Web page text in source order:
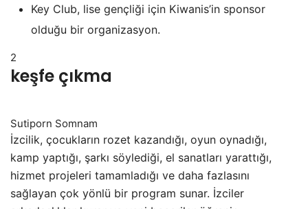
Key Club, lise gençliği için Kiwanis’in sponsor
olduğu bir organizasyon.
2
keşfe çıkma
Sutiporn Somnam
İzcilik, çocukların rozet kazandığı, oyun oynadığı,
kamp yaptığı, şarkı söylediği, el sanatları yarattığı,
hizmet projeleri tamamladığı ve daha fazlasını
sağlayan çok yönlü bir program sunar. İzciler